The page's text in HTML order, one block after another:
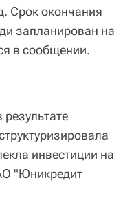
Срок окончания
запланирован на
в сообщении.
инвестиции на
"Юникредит